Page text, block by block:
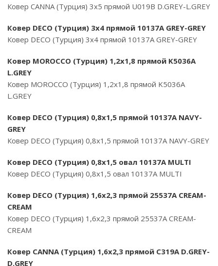
Ковер CANNA (Турция) 3х5 прямой U019B D.GREY-L.GREY
Ковер DECO (Турция) 3х4 прямой 10137A GREY-GREY
Ковер DECO (Турция) 3х4 прямой 10137A GREY-GREY
Ковер MOROCCO (Турция) 1,2х1,8 прямой K5036A
L.GREY
Ковер MOROCCO (Турция) 1,2х1,8 прямой K5036A
L.GREY
Ковер DECO (Турция) 0,8х1,5 прямой 10137A NAVY-
GREY
Ковер DECO (Турция) 0,8х1,5 прямой 10137A NAVY-GREY
Ковер DECO (Турция) 0,8х1,5 овал 10137A MULTI
Ковер DECO (Турция) 0,8х1,5 овал 10137A MULTI
Ковер DECO (Турция) 1,6х2,3 прямой 25537A CREAM-
CREAM
Ковер DECO (Турция) 1,6х2,3 прямой 25537A CREAM-
CREAM
Ковер CANNA (Турция) 1,6х2,3 прямой C319A D.GREY-
D.GREY